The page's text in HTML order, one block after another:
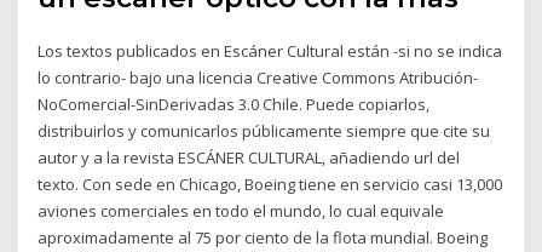
Los textos publicados en Escáner Cultural están -si no se indica
lo contrario- bajo una licencia Creative Commons Atribución-
NoComercial-SinDerivadas 3.0 Chile. Puede copiarlos,
distribuirlos y comunicarlos públicamente siempre que cite su
autor y a la revista ESCÁNER CULTURAL, añadiendo url del
texto. Con sede en Chicago, Boeing tiene en servicio casi 13,000
aviones comerciales en todo el mundo, lo cual equivale
aproximadamente al 75 por ciento de la flota mundial. Boeing